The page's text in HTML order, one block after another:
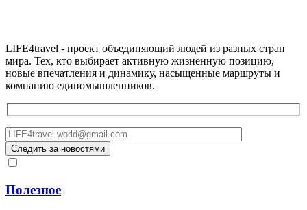
LIFE4travel - проект объединяющий людей из разных стран
мира. Тех, кто выбирает активную жизненную позицию,
новые впечатления и динамику, насыщенные маршруты и
компанию единомышленников.
Полезное